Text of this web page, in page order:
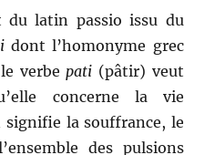
du latin passio issu du
dont l’homonyme grec
verbepati (pâtir) veut
concerne la vie
signifie la souffrance, le
des pulsions